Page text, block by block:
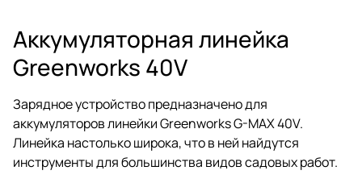
Аккумуляторная линейка
Greenworks 40V
Зарядное устройство предназначено для
аккумуляторов линейки Greenworks G-MAX 40V.
Линейка настолько широка, что в ней найдутся
инструменты для большинства видов садовых работ.